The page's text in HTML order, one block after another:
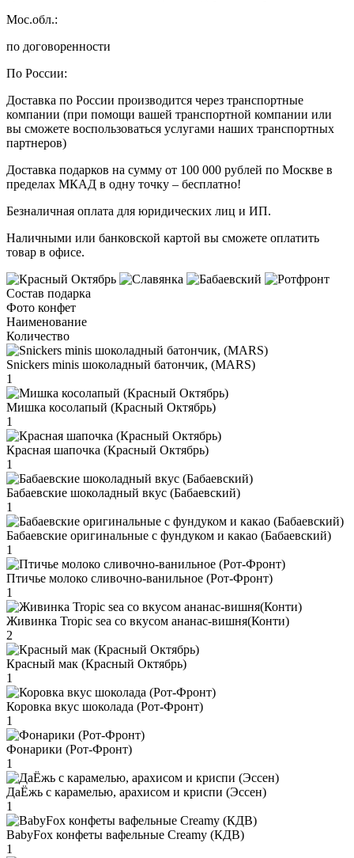
Мос.обл.:
по договоренности
По России:
Доставка по России производится через транспортные
компании (при помощи вашей транспортной компании или
вы сможете воспользоваться услугами наших транспортных
партнеров)
Доставка подарков на сумму от 100 000 рублей по Москве в
пределах МКАД в одну точку – бесплатно!
Безналичная оплата для юридических лиц и ИП.
Наличными или банковской картой вы сможете оплатить
товар в офисе.
Состав подарка
Фото конфет
Наименование
Количество
Snickers minis шоколадный батончик, (MARS)
1
Мишка косолапый (Красный Октябрь)
1
Красная шапочка (Красный Октябрь)
1
Бабаевские шоколадный вкус (Бабаевский)
1
Бабаевские оригинальные с фундуком и какао (Бабаевский)
1
Птичье молоко сливочно-ванильное (Рот-Фронт)
1
Живинка Tropic sea со вкусом ананас-вишня(Конти)
2
Красный мак (Красный Октябрь)
1
Коровка вкус шоколада (Рот-Фронт)
1
Фонарики (Рот-Фронт)
1
ДаЁжь с карамелью, арахисом и криспи (Эссен)
1
BabyFox конфеты вафельные Creamy (КДВ)
1